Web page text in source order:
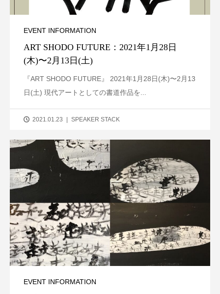
EVENT INFORMATION
ART SHODO FUTURE：2021年1月28日
(木)〜2月13日(土)
『ART SHODO FUTURE』 2021年1月28日(木)〜2月13
日(土) 現代アートとしての書道作品を...
2021.01.23 SPEAKER STACK
EVENT INFORMATION